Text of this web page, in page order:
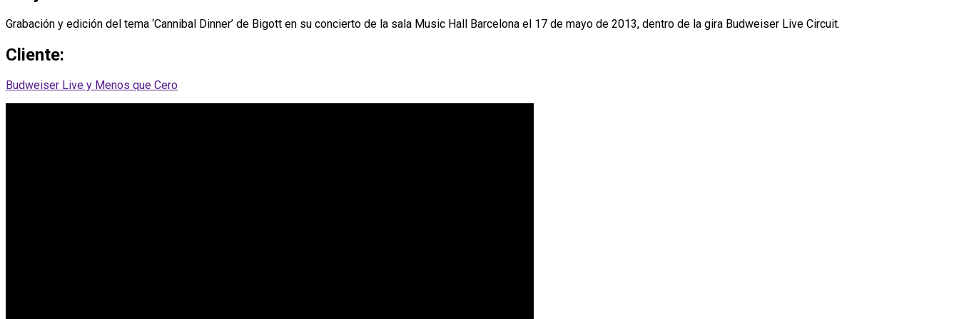
Grabación y edición del tema ‘Cannibal Dinner’ de Bigott en su concierto de la sala Music Hall Barcelona el 17 de mayo de 2013, dentro de la gira Budweiser Live Circuit.
Cliente:
Budweiser Live y Menos que Cero